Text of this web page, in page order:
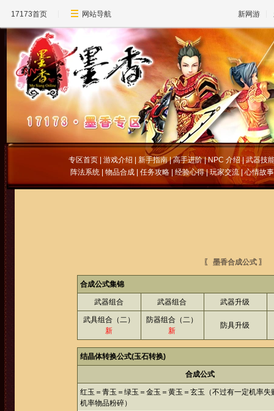
17173首页 网站导航 新网游
专区首页 |游戏介绍 |新手指南|高手进阶|NPC 介绍|武器技
阵法系统
物品合成 任务攻略 经验心得|玩家交流|心情故事
〖 墨香合成公式 〗
合成公式集锦
武器组合 武器组合 武器升级
武具组合（二）
新
防器组合（二）
新
防具升级
结晶体转换公式(玉石转换)
合成公式
红玉＝青玉＝绿玉＝金玉＝黄玉＝玄玉（不过有一定机率失
机率物品粉碎）